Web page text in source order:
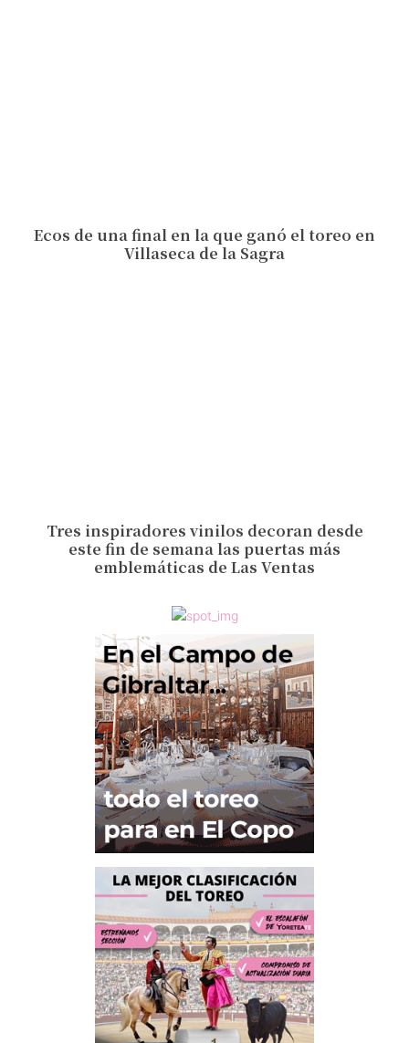
Ecos de una final en la que ganó el toreo en
Villaseca de la Sagra
Tres inspiradores vinilos decoran desde
este fin de semana las puertas más
emblemáticas de Las Ventas